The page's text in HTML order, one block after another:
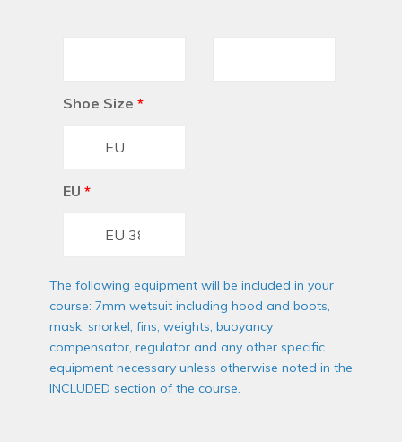
Shoe Size *
EU *
The following equipment will be included in your
course: 7mm wetsuit including hood and boots,
mask, snorkel, fins, weights, buoyancy
compensator, regulator and any other specific
equipment necessary unless otherwise noted in the
INCLUDED section of the course.